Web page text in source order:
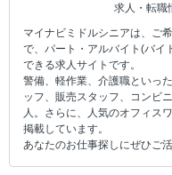
求人・転職
マイナビミドルシニアは、ご
で、パート・アルバイト(バイ
できる求人サイトです。
警備、軽作業、介護職といっ
ッフ、販売スタッフ、コンビ
人。さらに、人気のオフィス
掲載しています。
あなたのお仕事探しにぜひご活